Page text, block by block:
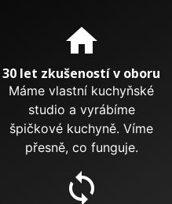
home
30 let zkušeností v oboru
Máme vlastní kuchyňské
studio a vyrábíme
špičkové kuchyně. Víme
přesně, co funguje.
sync